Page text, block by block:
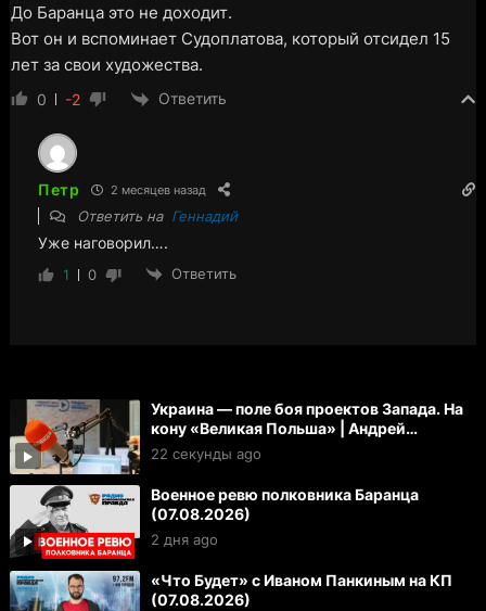
До Баранца это не доходит.
Вот он и вспоминает Судоплатова, который отсидел 15
лет за свои художества.
0 -2 Ответить
Петр 2 месяцев назад
Ответить на Геннадий
Уже наговорил….
1 0 Ответить
Украина — поле боя проектов Запада. На
кону «Великая Польша» | Андрей
Берсенев и Максим Карев
22 секунды ago
Военное ревю полковника Баранца
(07.08.2026)
2 дня ago
«Что Будет» с Иваном Панкиным на КП
(07.08.2026)